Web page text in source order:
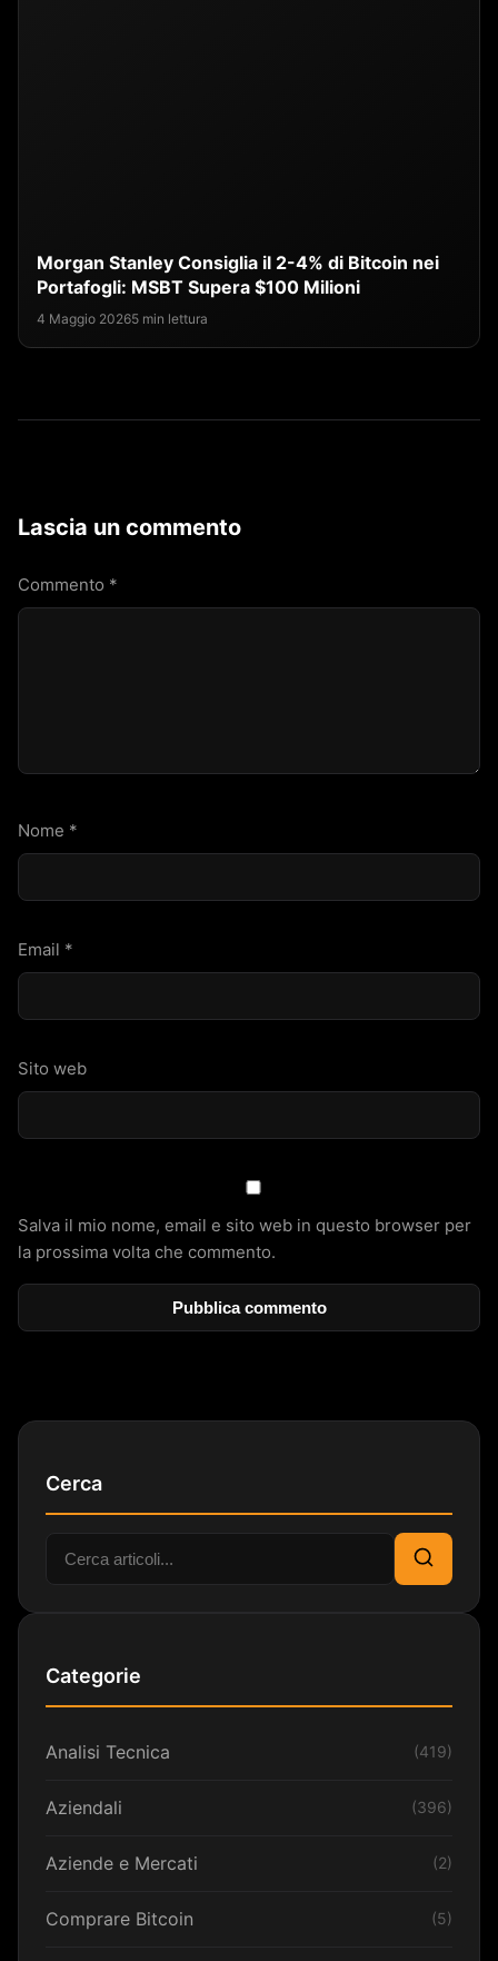
Morgan Stanley Consiglia il 2-4% di Bitcoin nei
Portafogli: MSBT Supera $100 Milioni
4 Maggio 20265 min lettura
Lascia un commento
Commento *
Nome *
Email *
Sito web
Salva il mio nome, email e sito web in questo browser per
la prossima volta che commento.
Cerca
Cerca:
Cerca
Categorie
Analisi Tecnica (419)
Aziendali (396)
Aziende e Mercati (2)
Comprare Bitcoin (5)